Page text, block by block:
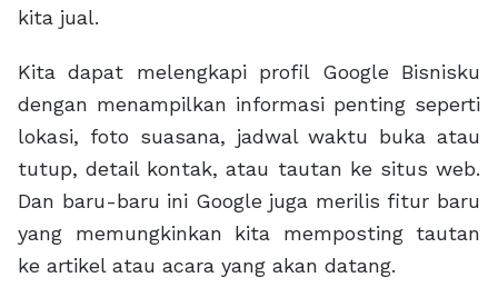
kita jual.
Kita dapat melengkapi profil Google Bisnisku
dengan menampilkan informasi penting seperti
lokasi, foto suasana, jadwal waktu buka atau
tutup, detail kontak, atau tautan ke situs web.
Dan baru-baru ini Google juga merilis fitur baru
yang memungkinkan kita memposting tautan
ke artikel atau acara yang akan datang.